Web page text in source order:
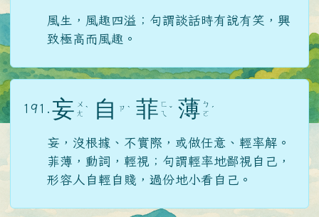
風生，風趣四溢；句謂談話時有說有笑，興
致極高而風趣。
191. 妄 ㄨ
ㄤ ˋ 自 ㄗ ˋ 菲 ㄈ
ㄟ ˇ 薄 ㄅ
ㄛ ˊ
妄，沒根據、不實際，或做任意、輕率解。
菲薄，動詞，輕視；句謂輕率地鄙視自己，
形容人自輕自賤，過份地小看自己。